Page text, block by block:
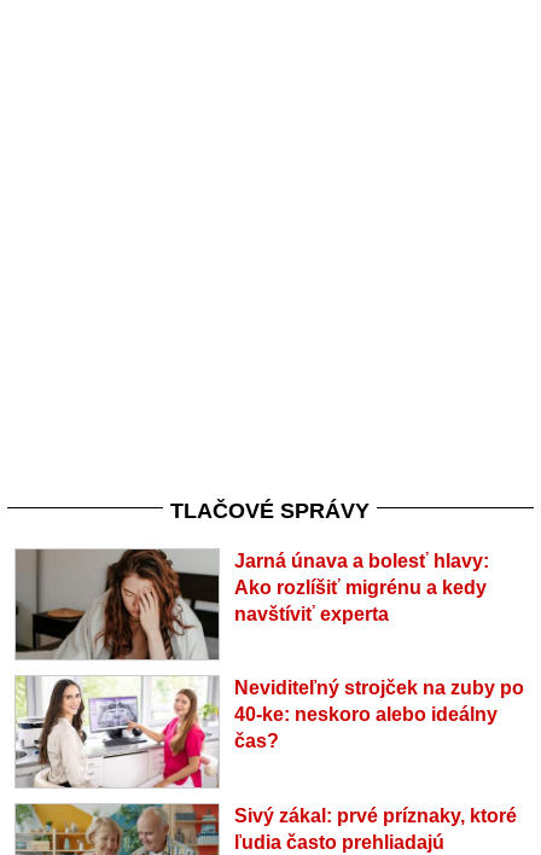
TLAČOVÉ SPRÁVY
Jarná únava a bolesť hlavy:
Ako rozlíšiť migrénu a kedy
navštíviť experta
Neviditeľný strojček na zuby po
40-ke: neskoro alebo ideálny
čas?
Sivý zákal: prvé príznaky, ktoré
ľudia často prehliadajú